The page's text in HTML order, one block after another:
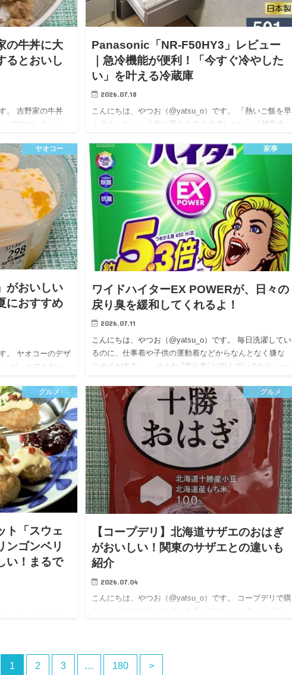
の牛丼に大
るとおいし
。 吉野家の牛丼
ですが、ちょっ
思った組み合わ
Panasonic「NR-F50HY3」レビュー
｜急冷機能が便利！「今すぐ冷やした
い」を叶える冷蔵庫
2026.07.18
こんにちは、やつお（@yatsu_o）です。 「熱いご飯を早
く冷ましたい」「作り置きをすぐ冷凍したい」「離乳食
い！」という場面で大活躍してくれるのが、Panasonic
の…
ヤオコー
がおいしい
におすすめ
。 ヤオコーのデザ
が、とてもおい
性抜群。 （杏仁
家事
ワイドハイターEX POWERが、日々の
戻り臭を緩和してくれるよ！
2026.07.11
こんにちは、やつお（@yatsu_o）です。 毎日洗濯してい
るのに、仕事着や子供の運動着などからなんとなく嫌な
ニオイがする…。 そんな “戻り臭” に悩んでいるなら、一
グルメ
ト「スウェ
ンゴンベリ
い！まるで
グルメ
【コープデリ】北海道サザエのおはぎ
がおいしい！関東のサザエとの違いも
紹介
2026.07.04
こんにちは、やつお（@yatsu_o）です。 コープデリで購
1 2 3 … 180 >